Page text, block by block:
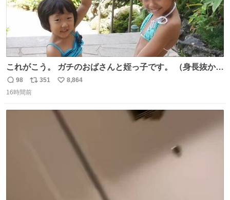
これがこう。 ガチのおばさんと姪っ子です。 （身長抜かさ
返
信
98
リ
ポ
351
い
数
8,864
16時間前